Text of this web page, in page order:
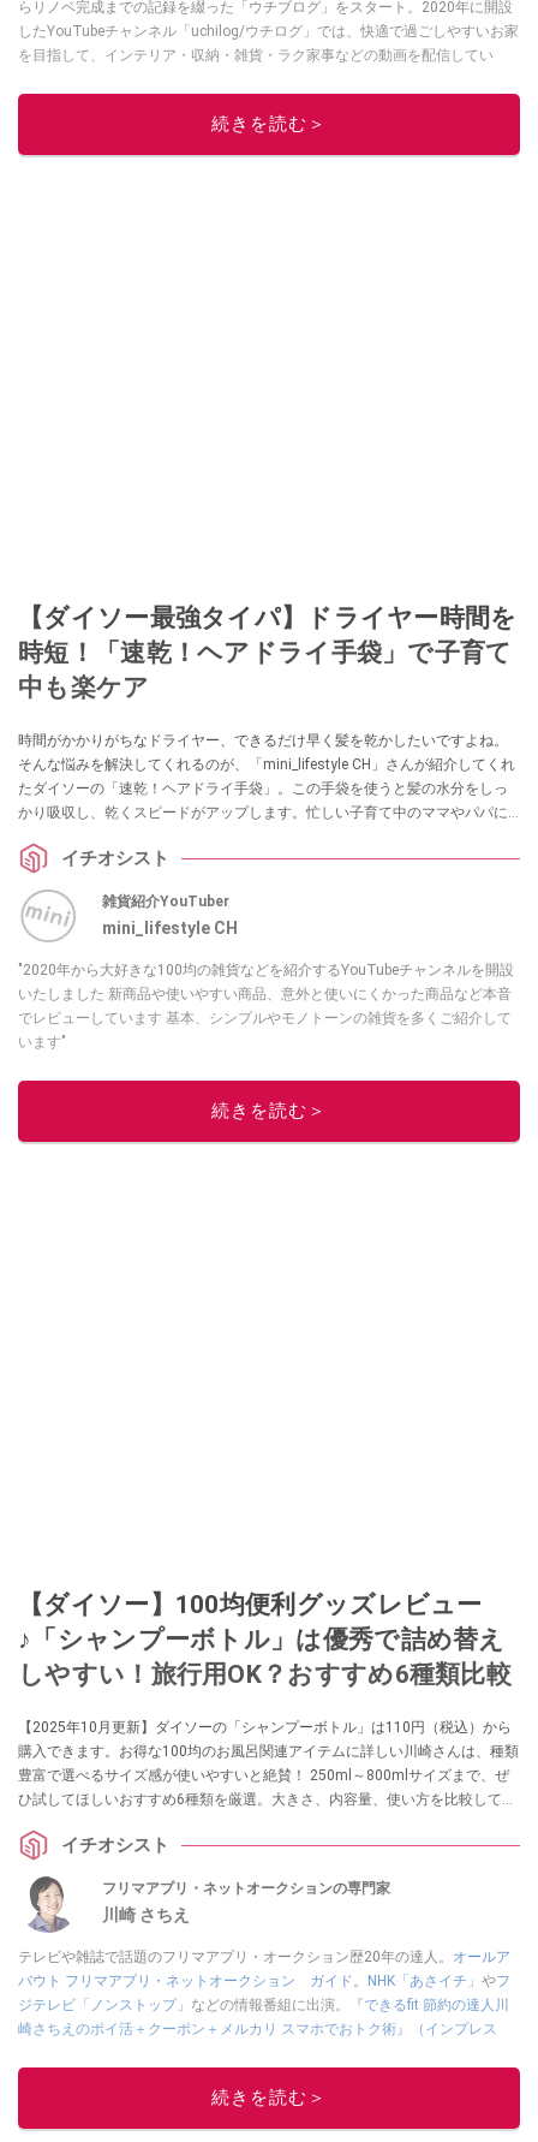
らリノベ完成までの記録を綴った「ウチブログ」をスタート。2020年に開設
したYouTubeチャンネル「uchilog/ウチログ」では、快適で過ごしやすいお家
を目指して、インテリア・収納・雑貨・ラク家事などの動画を配信してい
匹。・第9回ESSEインテリアグランプリ審査員賞受賞・リノベりす2016年リ
続きを読む＞
【ダイソー最強タイパ】ドライヤー時間を
時短！「速乾！ヘアドライ手袋」で子育て
中も楽ケア
時間がかかりがちなドライヤー、できるだけ早く髪を乾かしたいですよね。
そんな悩みを解決してくれるのが、「mini_lifestyle CH」さんが紹介してくれ
たダイソーの「速乾！ヘアドライ手袋」。この手袋を使うと髪の水分をしっ
かり吸収し、乾くスピードがアップします。忙しい子育て中のママやパパに
る効果も期待できるそうです。
イチオシスト
雑貨紹介YouTuber
mini_lifestyle CH
"2020年から大好きな100均の雑貨などを紹介するYouTubeチャンネルを開設
いたしました 新商品や使いやすい商品、意外と使いにくかった商品など本音
でレビューしています 基本、シンプルやモノトーンの雑貨を多くご紹介して
います"
このイチオシストの他の記事を読む
続きを読む＞
【ダイソー】100均便利グッズレビュー
♪「シャンプーボトル」は優秀で詰め替え
しやすい！旅行用OK？おすすめ6種類比較
【2025年10月更新】ダイソーの「シャンプーボトル」は110円（税込）から
購入できます。お得な100均のお風呂関連アイテムに詳しい川崎さんは、種類
豊富で選べるサイズ感が使いやすいと絶賛！ 250ml～800mlサイズまで、ぜ
ひ試してほしいおすすめ6種類を厳選。大きさ、内容量、使い方を比較して紹
イチオシスト
フリマアプリ・ネットオークションの専門家
川崎 さちえ
テレビや雑誌で話題のフリマアプリ・オークション歴20年の達人。 オールア
バウト フリマアプリ・ネットオークション ガイド。 NHK「あさイチ」 やフ
ジテレビ「ノンストップ」 などの情報番組に出演。
『できるfit 節約の達人川
崎さちえのポイ活＋クーポン＋メルカリ スマホでおトク術』（インプレス
的に稼ぐ！』（翔泳社刊）
■経歴：2003年、夫が子育てをするために、突然会社を辞める。翌月からの
続きを読む＞